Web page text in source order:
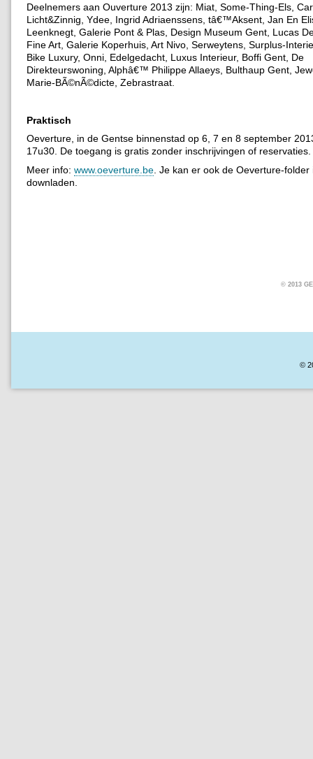
Deelnemers aan Ouverture 2013 zijn: Miat, Some-Thing-Els,
Licht&Zinnig, Ydee, Ingrid Adriaenssens, tâ€™Aksent, Jan En
Leenknegt, Galerie Pont & Plas, Design Museum Gent, Lucas
Fine Art, Galerie Koperhuis, Art Nivo, Serweytens, Surplus-
Bike Luxury, Onni, Edelgedacht, Luxus Interieur, Boffi Gent, De
Direkteurswoning, Alphâ€™ Philippe Allaeys, Bulthaup Gent,
Marie-BÃ©nÃ©dicte, Zebrastraat.
Praktisch
Oeverture, in de Gentse binnenstad op 6, 7 en 8 september
17u30. De toegang is gratis zonder inschrijvingen of reservaties.
Meer info: www.oeverture.be. Je kan er ook de Oeverture-folder
downladen.
© 2013
©